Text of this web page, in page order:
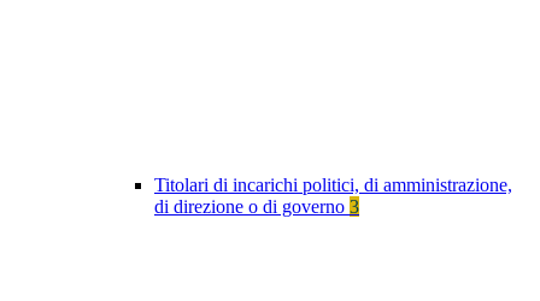
Titolari di incarichi politici, di amministrazione,
di direzione o di governo 3